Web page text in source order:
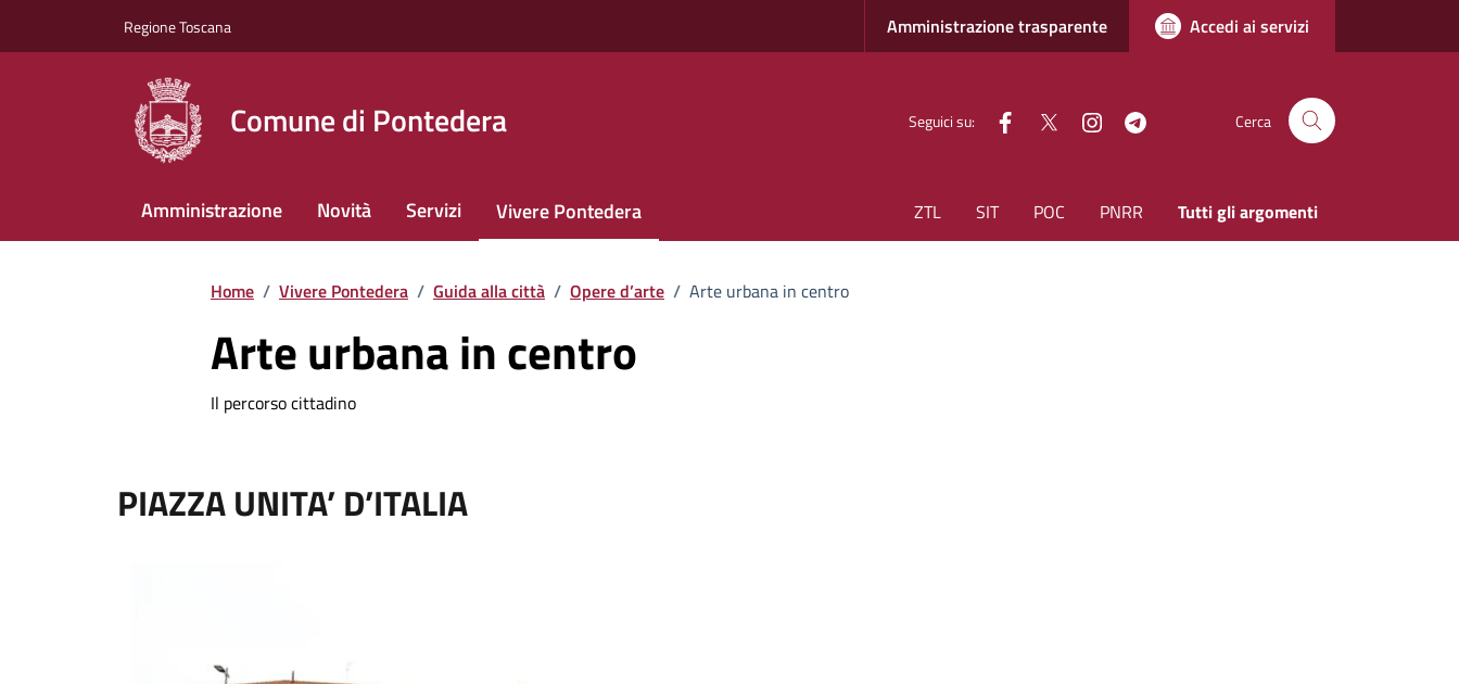
Regione Toscana Amministrazione trasparente Accedi ai servizi
Comune di Pontedera Seguici su: facebook
Twitter instagram Cerca
Amministrazione Novità Servizi Vivere Pontedera ZTL SIT POC PNRR Tutti gli argomenti
Home / Vivere Pontedera / Guida alla città / Opere d’arte / Arte urbana in centro
Arte urbana in centro
Il percorso cittadino
PIAZZA UNITA’ D’ITALIA